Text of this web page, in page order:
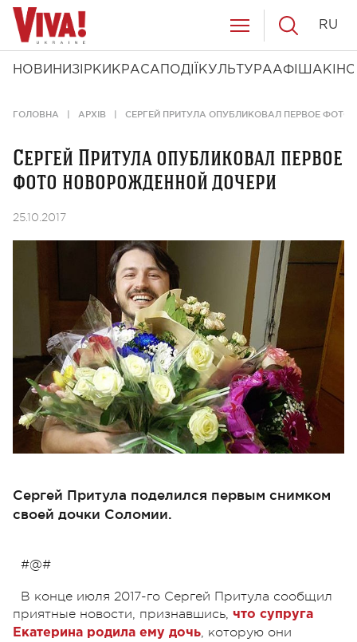
НОВИНИ ЗІРКИ КРАСА ПОДІЇ КУЛЬТУРААФІША КІНО
RU
ГОЛОВНА АРХІВ СЕРГЕЙ ПРИТУЛА ОПУБЛИКОВАЛ ПЕРВОЕ
Сергей Притула опубликовал первое
фото новорожденной дочери
25.10.2017
Сергей Притула поделился первым снимком
своей дочки Соломии.
#@#
В конце июля 2017-го Сергей Притула сообщил
приятные новости, признавшись, что супруга
Екатерина родила ему дочь, которую они